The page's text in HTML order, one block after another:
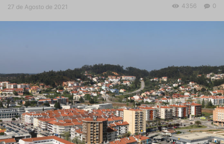
27 de Agosto de 2021 0
4356